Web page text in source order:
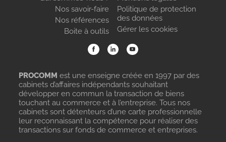
Nos savoir-faire
Nos références
Boite à outils
Politique de protection
des données
Gérer les cookies
PROCOMM est une enseigne créée en 1997 par des
cabinets d’affaires indépendants souhaitant
développer en commun la transaction de biens
touchant au commerce et à l’entreprise. Tous nos
cabinets sont détenteurs d’une carte professionnelle
leur reconnaissant la compétence pour réaliser des
transactions sur fonds de commerce et entreprises.